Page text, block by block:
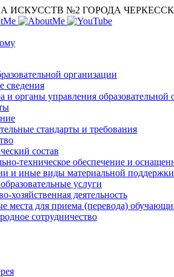
организации
сведения
и органы управления образовательной
стандарты и требования
состав
техническое обеспечение и
и иные виды материальной поддержки
услуги
хозяйственная деятельность
места для приема (перевода)
сотрудничество